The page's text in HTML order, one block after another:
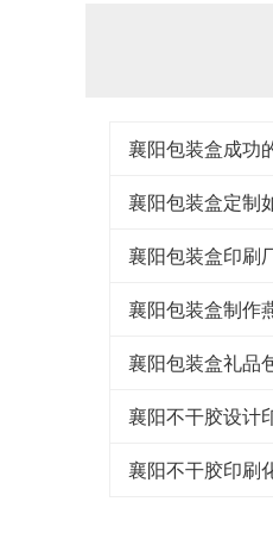
襄阳包装盒成功
襄阳包装盒定制
襄阳包装盒印刷
襄阳包装盒制作
襄阳包装盒礼品
襄阳不干胶设计
襄阳不干胶印刷